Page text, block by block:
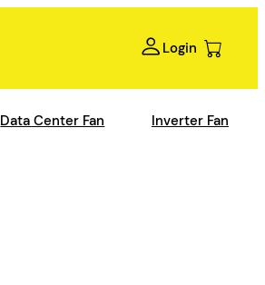
Login
Data Center Fan Inverter Fan